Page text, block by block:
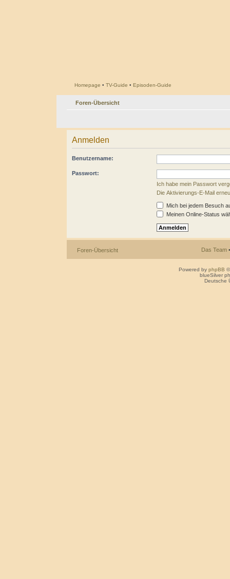
Homepage • TV-Guide • Episoden-Guide
Foren-Übersicht
Anmelden
Benutzername:
Passwort:
Ich habe mein Passwort
Die Aktivierungs-E-Mail
Mich bei jedem Besuch
Meinen Online-Status
Foren-Übersicht Das Team
Powered by phpBB
blueSilver
Deutsche